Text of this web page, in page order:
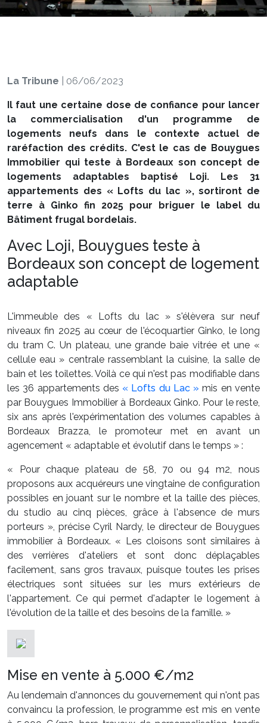
La Tribune 06/06/2023
Il faut une certaine dose de confiance pour lancer
la commercialisation d'un programme de
logements neufs dans le contexte actuel de
raréfaction des crédits. C'est le cas de Bouygues
Immobilier qui teste à Bordeaux son concept de
logements adaptables baptisé Loji. Les 31
appartements des « Lofts du lac », sortiront de
terre à Ginko fin 2025 pour briguer le label du
Bâtiment frugal bordelais.
Avec Loji, Bouygues teste à
Bordeaux son concept de logement
adaptable
L'immeuble des « Lofts du lac » s'élèvera sur neuf
niveaux fin 2025 au cœur de l'écoquartier Ginko, le long
du tram C. Un plateau, une grande baie vitrée et une «
cellule eau » centrale rassemblant la cuisine, la salle de
bain et les toilettes. Voilà ce qui n'est pas modifiable dans
les 36 appartements des « Lofts du Lac » mis en vente
par Bouygues Immobilier à Bordeaux Ginko. Pour le reste,
six ans après l'expérimentation des volumes capables à
Bordeaux Brazza, le promoteur met en avant un
agencement « adaptable et évolutif dans le temps » :
« Pour chaque plateau de 58, 70 ou 94 m2, nous
proposons aux acquéreurs une vingtaine de configuration
possibles en jouant sur le nombre et la taille des pièces,
du studio au cinq pièces, grâce à l'absence de murs
porteurs », précise Cyril Nardy, le directeur de Bouygues
immobilier à Bordeaux. « Les cloisons sont similaires à
des verrières d'ateliers et sont donc déplaçables
facilement, sans gros travaux, puisque toutes les prises
électriques sont situées sur les murs extérieurs de
l'appartement. Ce qui permet d'adapter le logement à
l'évolution de la taille et des besoins de la famille. »
Mise en vente à 5.000 €/m2
Au lendemain d'annonces du gouvernement qui n'ont pas
convaincu la profession, le programme est mis en vente